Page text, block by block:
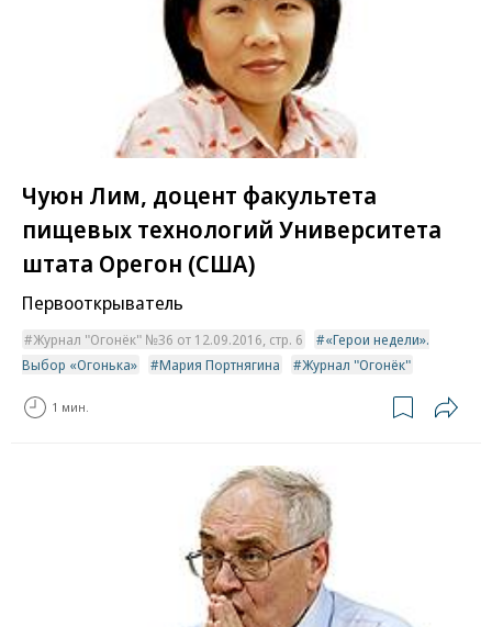
Чуюн Лим, доцент факультета
пищевых технологий Университета
штата Орегон (США)
Первооткрыватель
Журнал "Огонёк" №36 от 12.09.2016, стр. 6
«Герои недели».
Выбор «Огонька»
Мария Портнягина Журнал "Огонёк"
1 мин.